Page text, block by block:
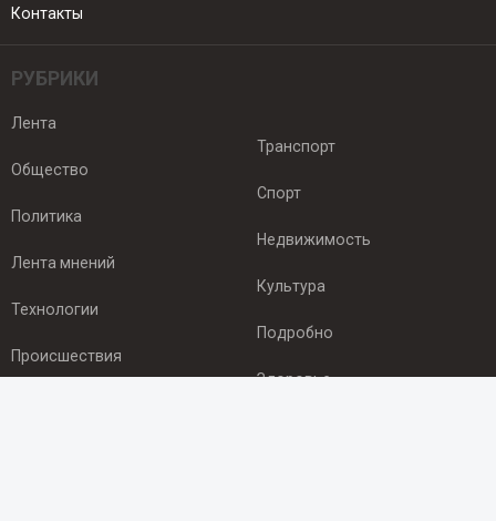
Контакты
РУБРИКИ
Лента
Общество
Политика
Лента мнений
Технологии
Происшествия
Транспорт
Спорт
Недвижимость
Культура
Подробно
Здоровье